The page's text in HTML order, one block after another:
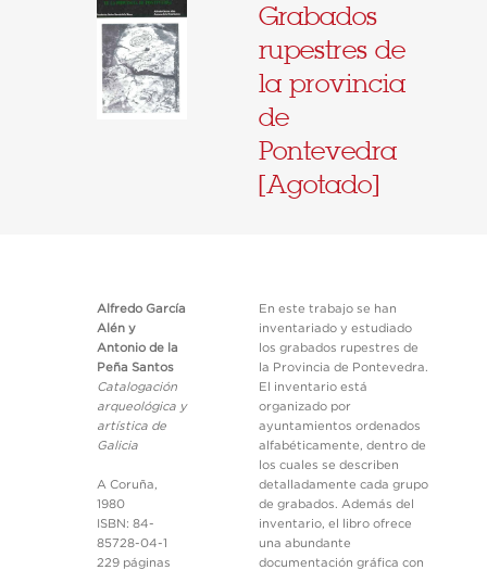
Grabados
rupestres de
la provincia
de
Pontevedra
[Agotado]
Alfredo García
Alén y
Antonio de la
Peña Santos
Catalogación
arqueológica y
artística de
Galicia
A Coruña,
1980
ISBN: 84-
85728-04-1
229 páginas
En este trabajo se han
inventariado y estudiado
los grabados rupestres de
la Provincia de Pontevedra.
El inventario está
organizado por
ayuntamientos ordenados
alfabéticamente, dentro de
los cuales se describen
detalladamente cada grupo
de grabados. Además del
inventario, el libro ofrece
una abundante
documentación gráfica con